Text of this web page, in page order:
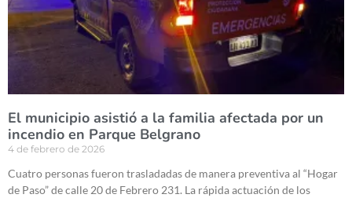
El municipio asistió a la familia afectada por un
incendio en Parque Belgrano
4 de febrero de 2026
Cuatro personas fueron trasladadas de manera preventiva al “Hogar
de Paso” de calle 20 de Febrero 231. La rápida actuación de los